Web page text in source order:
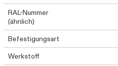
RAL-Nummer
(ähnlich)
Befestigungsart
Werkstoff